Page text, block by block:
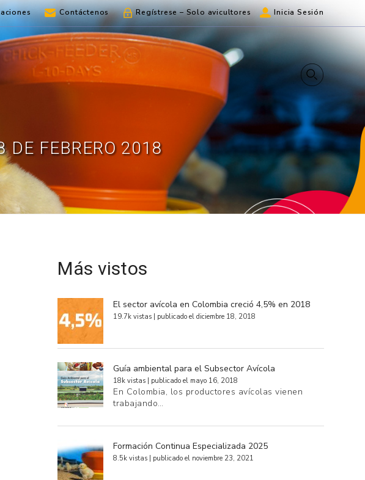
Contáctenos Regístrese – Solo avicultores Inicia Sesión
DE FEBRERO 2018
Más vistos
El sector avícola en Colombia creció 4,5% en 2018
19.7k vistas publicado el diciembre 18, 2018
Guía ambiental para el Subsector Avícola
18k vistas publicado el mayo 16, 2018
En Colombia, los productores avícolas vienen
trabajando…
Formación Continua Especializada 2025
8.5k vistas publicado el noviembre 23, 2021